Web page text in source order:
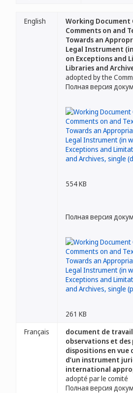
English
Working
Comments on and
Towards an
Legal Instrument
on Exceptions and
Libraries and
adopted by the
Полная версия
554 KB
Полная версия
261 KB
Français
document de
observations et
dispositions en vue
d’un instrument
international
adopté par le comité
Полная версия